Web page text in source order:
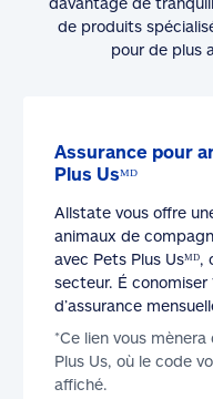
de produits
pour de plus
Assurance pour
Plus Usᴹᴰ
Allstate vous offre
animaux de
avec Pets Plus
secteur. É conomiser
d’assurance
*Ce lien vous
Plus Us, où le code
affiché.